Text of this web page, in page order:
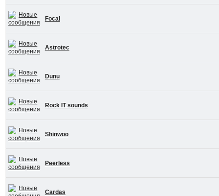
Focal
Astrotec
Dunu
Rock IT sounds
Shinwoo
Peerless
Cardas